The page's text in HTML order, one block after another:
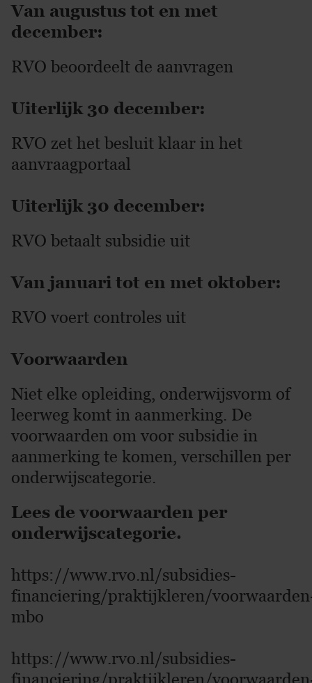
Van augustus tot en met
december:
RVO beoordeelt de aanvragen
Uiterlijk 30 december:
RVO zet het besluit klaar in het
aanvraagportaal
Uiterlijk 30 december:
RVO betaalt subsidie uit
Van januari tot en met oktober:
RVO voert controles uit
Voorwaarden
Niet elke opleiding, onderwijsvorm of
leerweg komt in aanmerking. De
voorwaarden om voor subsidie in
aanmerking te komen, verschillen per
onderwijscategorie.
Lees de voorwaarden per
onderwijscategorie.
https://www.rvo.nl/subsidies-
financiering/praktijkleren/
mbo
https://www.rvo.nl/subsidies-